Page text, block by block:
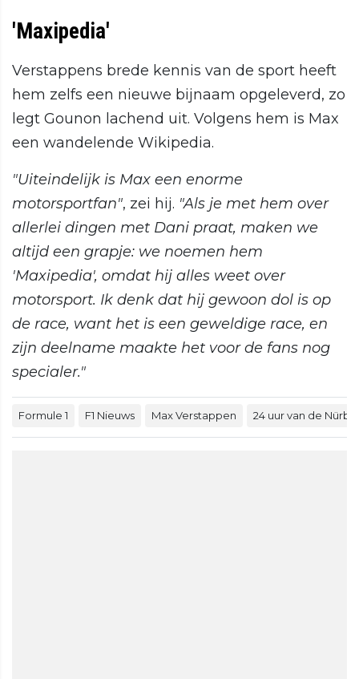
'Maxipedia'
Verstappens brede kennis van de sport heeft
hem zelfs een nieuwe bijnaam opgeleverd, zo
legt Gounon lachend uit. Volgens hem is Max
een wandelende Wikipedia.
"Uiteindelijk is Max een enorme
motorsportfan", zei hij. "Als je met hem over
allerlei dingen met Dani praat, maken we
altijd een grapje: we noemen hem
'Maxipedia', omdat hij alles weet over
motorsport. Ik denk dat hij gewoon dol is op
de race, want het is een geweldige race, en
zijn deelname maakte het voor de fans nog
specialer."
Formule 1 F1 Nieuws Max Verstappen 24 uur van de